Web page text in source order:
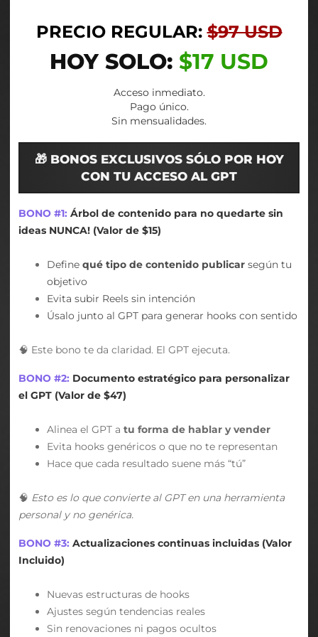
PRECIO REGULAR: $97 USD
HOY SOLO: $17 USD
Acceso inmediato.
Pago único.
Sin mensualidades.
🎁 BONOS EXCLUSIVOS SÓLO POR HOY
CON TU ACCESO AL GPT
BONO #1: Árbol de contenido para no quedarte sin
ideas NUNCA! (Valor de $15)
Define qué tipo de contenido publicar según tu
objetivo
Evita subir Reels sin intención
Úsalo junto al GPT para generar hooks con sentido
🧠 Este bono te da claridad. El GPT ejecuta.
BONO #2: Documento estratégico para personalizar
el GPT (Valor de $47)
Alinea el GPT a tu forma de hablar y vender
Evita hooks genéricos o que no te representan
Hace que cada resultado suene más “tú”
🧠 Esto es lo que convierte al GPT en una herramienta
personal y no genérica.
BONO #3: Actualizaciones continuas incluidas (Valor
Incluido)
Nuevas estructuras de hooks
Ajustes según tendencias reales
Sin renovaciones ni pagos ocultos